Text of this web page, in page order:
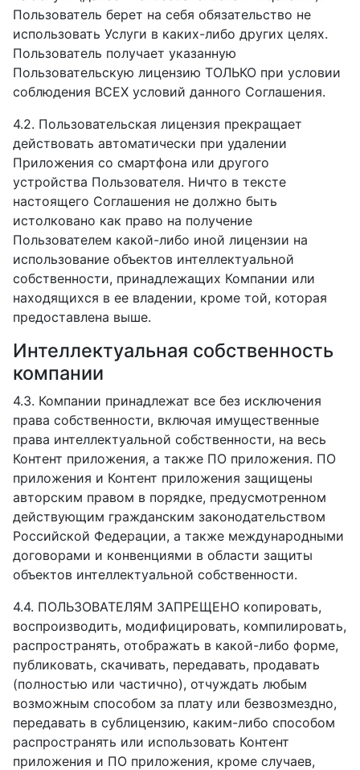
Пользователь берет на себя обязательство не
использовать Услуги в каких-либо других целях.
Пользователь получает указанную
Пользовательскую лицензию ТОЛЬКО при условии
соблюдения ВСЕХ условий данного Соглашения.
4.2. Пользовательская лицензия прекращает
действовать автоматически при удалении
Приложения со смартфона или другого
устройства Пользователя. Ничто в тексте
настоящего Соглашения не должно быть
истолковано как право на получение
Пользователем какой-либо иной лицензии на
использование объектов интеллектуальной
собственности, принадлежащих Компании или
находящихся в ее владении, кроме той, которая
предоставлена выше.
Интеллектуальная собственность
компании
4.3. Компании принадлежат все без исключения
права собственности, включая имущественные
права интеллектуальной собственности, на весь
Контент приложения, а также ПО приложения. ПО
приложения и Контент приложения защищены
авторским правом в порядке, предусмотренном
действующим гражданским законодательством
Российской Федерации, а также международными
договорами и конвенциями в области защиты
объектов интеллектуальной собственности.
4.4. ПОЛЬЗОВАТЕЛЯМ ЗАПРЕЩЕНО копировать,
воспроизводить, модифицировать, компилировать,
распространять, отображать в какой-либо форме,
публиковать, скачивать, передавать, продавать
(полностью или частично), отчуждать любым
возможным способом за плату или безвозмездно,
передавать в сублицензию, каким-либо способом
распространять или использовать Контент
приложения и ПО приложения, кроме случаев,